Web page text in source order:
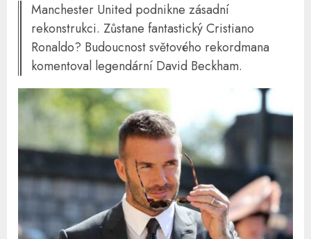
Manchester United podnikne zásadní
rekonstrukci. Zůstane fantastický Cristiano
Ronaldo? Budoucnost světového rekordmana
komentoval legendární David Beckham.